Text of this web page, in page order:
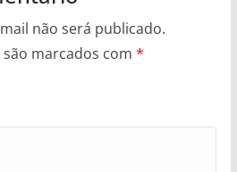
não será publicado.
marcados com *